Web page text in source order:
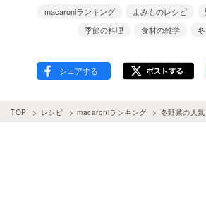
macaroniランキング よみものレシピ
季節の料理
食材の雑学
TOP レシピ macaroniランキング 冬野菜の人